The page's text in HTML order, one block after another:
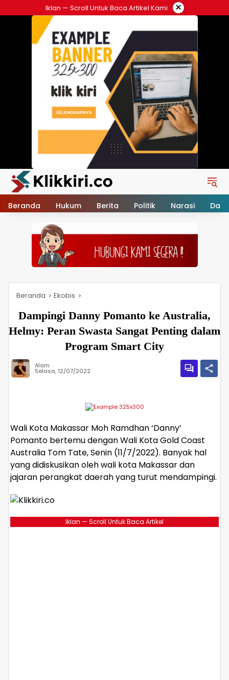
ke
Iklan — Scroll Untuk Baca Artikel Kami ×
Beranda Hukum Berita Politik Narasi
Beranda Ekobis
Dampingi Danny Pomanto ke Australia,
Helmy: Peran Swasta Sangat Penting dalam
Program Smart City
Alam
Selasa, 12/07/2022
Wali Kota Makassar Moh Ramdhan ‘Danny’
Pomanto bertemu dengan Wali Kota Gold Coast
Australia Tom Tate, Senin (11/7/2022). Banyak hal
yang didiskusikan oleh wali kota Makassar dan
jajaran perangkat daerah yang turut mendampingi.
Iklan — Scroll Untuk Baca Artikel